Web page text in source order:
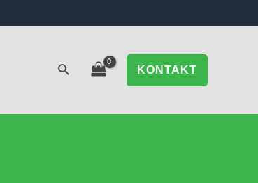
KONTAKT